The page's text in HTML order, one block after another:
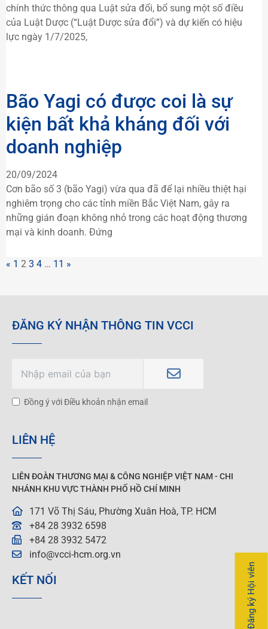
chính thức thông qua Luật sửa đổi, bổ sung một số điều
của Luật Dược (“Luật Dược sửa đổi”) và dự kiến có hiệu
lực ngày 1/7/2025,
Bão Yagi có được coi là sự
kiện bất khả kháng đối với
doanh nghiệp
20/09/2024
Cơn bão số 3 (bão Yagi) vừa qua đã để lại nhiều thiệt hại
nghiêm trọng cho các tỉnh miền Bắc Việt Nam, gây ra
những gián đoạn không nhỏ trong các hoạt động thương
mại và kinh doanh. Đứng
« 1 2 3 4 … 11 »
ĐĂNG KÝ NHẬN THÔNG TIN VCCI
Đồng ý với Điều khoản nhận email
LIÊN HỆ
LIÊN ĐOÀN THƯƠNG MẠI &CÔNG NGHIỆPVIỆT NAM - CHI
NHÁNH KHU VỰC THÀNH PHỐ HỒ CHÍ MINH
171 Võ Thị Sáu, Phường Xuân Hoà, TP. HCM
+84 28 3932 6598
+84 28 3932 5472
info@vcci-hcm.org.vn
KẾT NỐI Đăng ký Hội viên